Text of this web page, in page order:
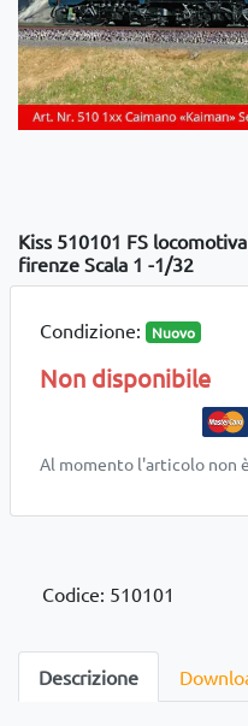
Kiss 510101 FS
firenze Scala 1 -1/32
Condizione: Nuovo
Non disponibile
Al momento l'articolo non
Codice: 510101
Descrizione